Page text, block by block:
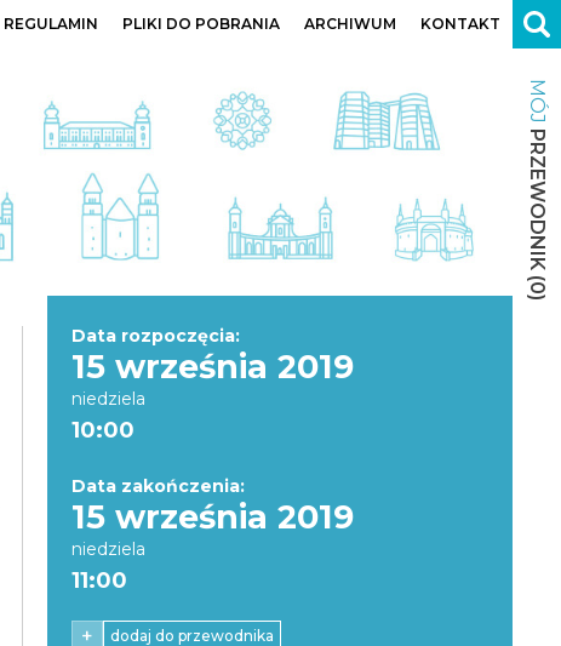
REGULAMIN PLIKI DO POBRANIA ARCHIWUM KONTAKT
MÓJ
PRZEWODNIK
(
0
)
Data rozpoczęcia:
15 września 2019
niedziela
10:00
Data zakończenia:
15 września 2019
niedziela
11:00
+ dodaj do przewodnika